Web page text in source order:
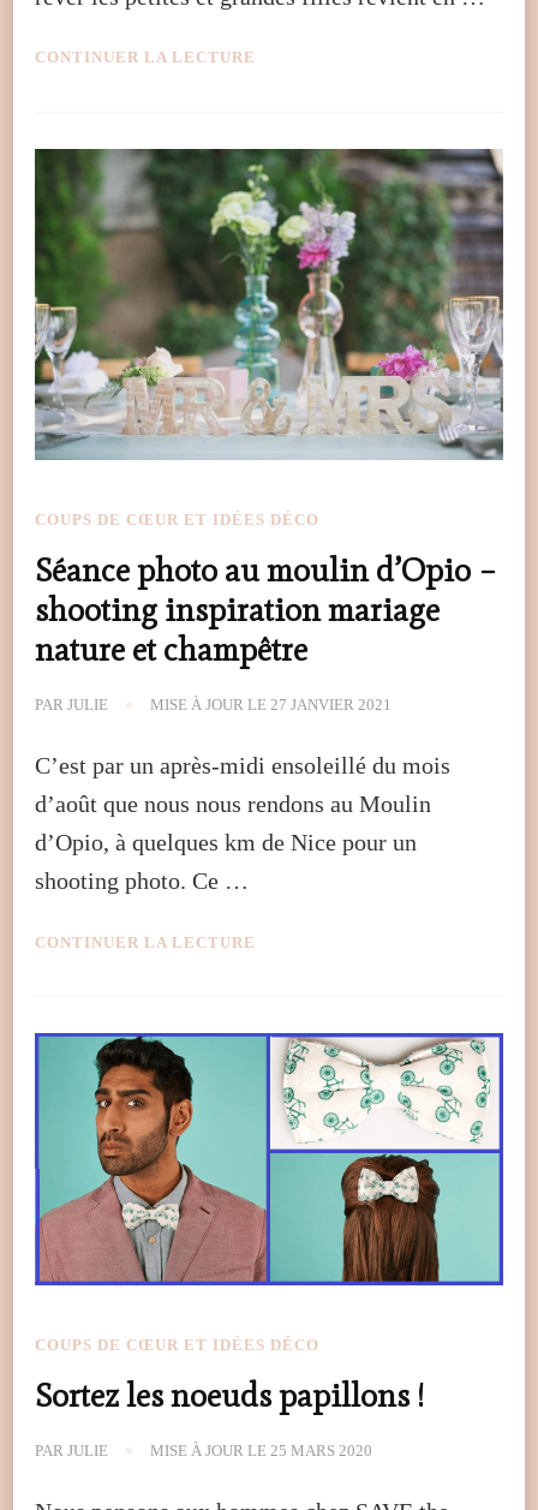
CONTINUER LA LECTURE
COUPS DE CŒUR ET IDÉES DÉCO
Séance photo au moulin d’Opio –
shooting inspiration mariage
nature et champêtre
PAR JULIE MISE À JOUR LE 27 JANVIER 2021
C’est par un après-midi ensoleillé du mois
d’août que nous nous rendons au Moulin
d’Opio, à quelques km de Nice pour un
shooting photo. Ce …
CONTINUER LA LECTURE
COUPS DE CŒUR ET IDÉES DÉCO
Sortez les noeuds papillons !
PAR JULIE MISE À JOUR LE 25 MARS 2020